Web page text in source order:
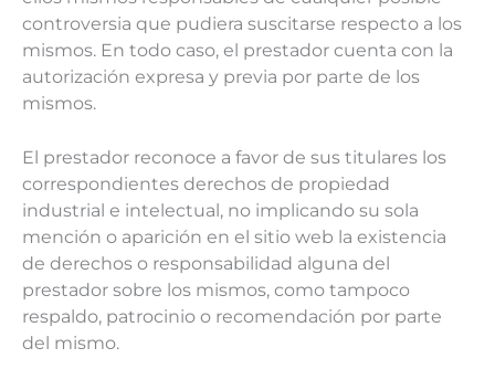
controversia que pudiera suscitarse respecto a los
mismos. En todo caso, el prestador cuenta con la
autorización expresa y previa por parte de los
mismos.
El prestador reconoce a favor de sus titulares los
correspondientes derechos de propiedad
industrial e intelectual, no implicando su sola
mención o aparición en el sitio web la existencia
de derechos o responsabilidad alguna del
prestador sobre los mismos, como tampoco
respaldo, patrocinio o recomendación por parte
del mismo.